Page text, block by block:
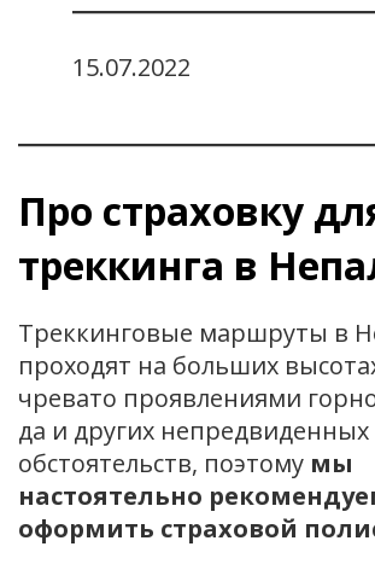
15.07.2022
Про страховку
треккинга в
Треккинговые маршруты в
проходят на больших
чревато проявлениями
да и других непредвиденных
обстоятельств, поэтому мы
настоятельно
оформить страховой